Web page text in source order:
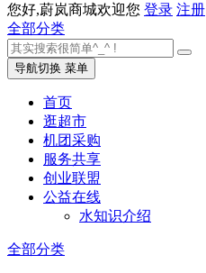
您好,蔚岚商城欢迎您 登录 注册
全部分类
导航切换 菜单
首页
逛超市
机团采购
服务共享
创业联盟
公益在线
水知识介绍
全部分类